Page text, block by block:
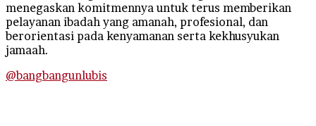
menegaskan komitmennya untuk terus memberikan
pelayanan ibadah yang amanah, profesional, dan
berorientasi pada kenyamanan serta kekhusyukan
jamaah.
@bangbangunlubis